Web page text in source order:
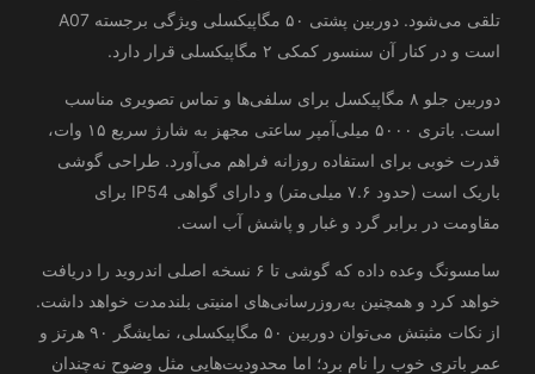
تلقی می‌شود. دوربین پشتی ۵۰ مگاپیکسلی ویژگی برجسته A07
است و در کنار آن سنسور کمکی ۲ مگاپیکسلی قرار دارد.
دوربین جلو ۸ مگاپیکسل برای سلفی‌ها و تماس تصویری مناسب
است. باتری ۵۰۰۰ میلی‌آمپر ساعتی مجهز به شارژ سریع ۱۵ وات،
قدرت خوبی برای استفاده روزانه فراهم می‌آورد. طراحی گوشی
باریک است (حدود ۷.۶ میلی‌متر) و دارای گواهی IP54 برای
مقاومت در برابر گرد و غبار و پاشش آب است.
سامسونگ وعده داده که گوشی تا ۶ نسخه اصلی اندروید را دریافت
خواهد کرد و همچنین به‌روزرسانی‌های امنیتی بلندمدت خواهد داشت.
از نکات مثبتش می‌توان دوربین ۵۰ مگاپیکسلی، نمایشگر ۹۰ هرتز و
عمر باتری خوب را نام برد؛ اما محدودیت‌هایی مثل وضوح نه‌چندان